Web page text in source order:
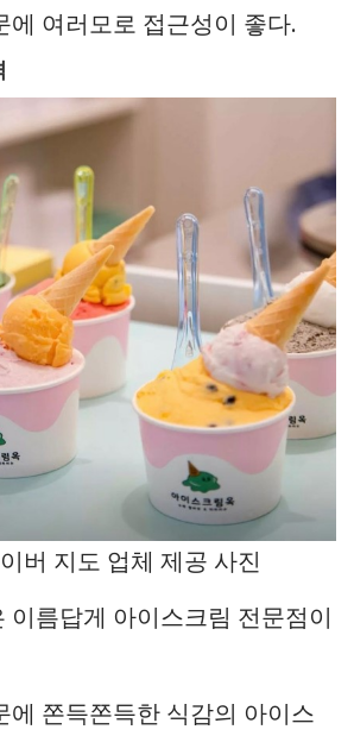
에 여러모로 접근성이 좋다.
버 지도 업체 제공 사진
이름답게 아이스크림 전문점이
에 쫀득쫀득한 식감의 아이스